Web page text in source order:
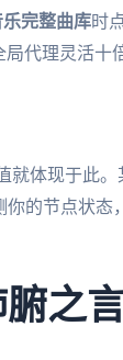
乐完整曲库时
代理灵活十
体现于此。
的节点状态
之